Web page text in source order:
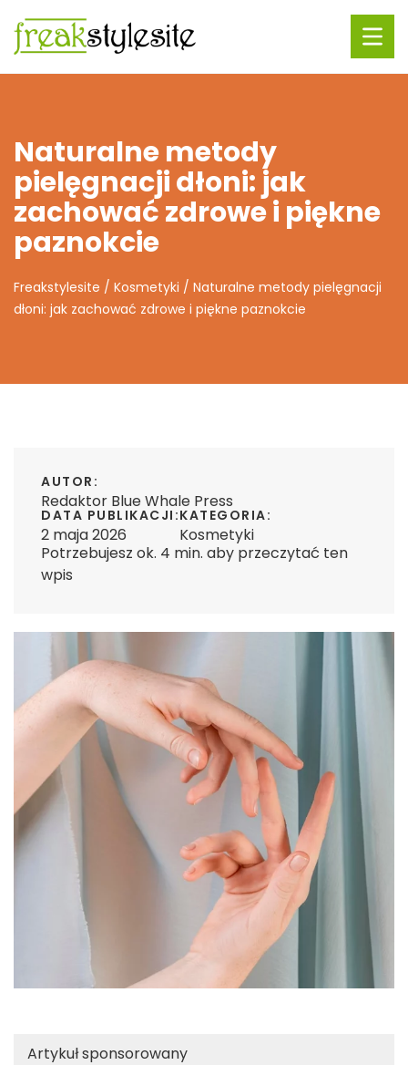
Naturalne metody
pielęgnacji dłoni: jak
zachować zdrowe i piękne
paznokcie
Freakstylesite / Kosmetyki / Naturalne metody pielęgnacji
dłoni: jak zachować zdrowe i piękne paznokcie
AUTOR:
Redaktor Blue Whale Press
DATA PUBLIKACJI:
2 maja 2026
KATEGORIA:
Kosmetyki
Potrzebujesz ok. 4 min. aby przeczytać ten
wpis
Artykuł sponsorowany